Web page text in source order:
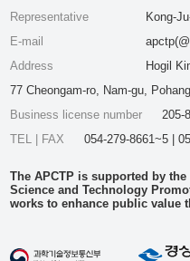
Representative
Kong-
E-mail
Address
Hogil
77 Cheongam-ro, Nam-gu,
Business license number
205-
TEL | FAX
054-279-8661~5 |
The APCTP is supported by
Science and Technology
works to enhance public value